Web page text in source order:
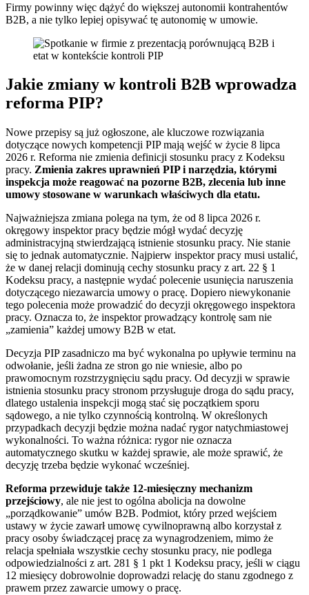
Firmy powinny więc dążyć do większej autonomii kontrahentów
B2B, a nie tylko lepiej opisywać tę autonomię w umowie.
Jakie zmiany w kontroli B2B wprowadza
reforma PIP?
Nowe przepisy są już ogłoszone, ale kluczowe rozwiązania
dotyczące nowych kompetencji PIP mają wejść w życie 8 lipca
2026 r. Reforma nie zmienia definicji stosunku pracy z Kodeksu
pracy. Zmienia zakres uprawnień PIP i narzędzia, którymi
inspekcja może reagować na pozorne B2B, zlecenia lub inne
umowy stosowane w warunkach właściwych dla etatu.
Najważniejsza zmiana polega na tym, że od 8 lipca 2026 r.
okręgowy inspektor pracy będzie mógł wydać decyzję
administracyjną stwierdzającą istnienie stosunku pracy. Nie stanie
się to jednak automatycznie. Najpierw inspektor pracy musi ustalić,
że w danej relacji dominują cechy stosunku pracy z art. 22 § 1
Kodeksu pracy, a następnie wydać polecenie usunięcia naruszenia
dotyczącego niezawarcia umowy o pracę. Dopiero niewykonanie
tego polecenia może prowadzić do decyzji okręgowego inspektora
pracy. Oznacza to, że inspektor prowadzący kontrolę sam nie
„zamienia” każdej umowy B2B w etat.
Decyzja PIP zasadniczo ma być wykonalna po upływie terminu na
odwołanie, jeśli żadna ze stron go nie wniesie, albo po
prawomocnym rozstrzygnięciu sądu pracy. Od decyzji w sprawie
istnienia stosunku pracy stronom przysługuje droga do sądu pracy,
dlatego ustalenia inspekcji mogą stać się początkiem sporu
sądowego, a nie tylko czynnością kontrolną. W określonych
przypadkach decyzji będzie można nadać rygor natychmiastowej
wykonalności. To ważna różnica: rygor nie oznacza
automatycznego skutku w każdej sprawie, ale może sprawić, że
decyzję trzeba będzie wykonać wcześniej.
Reforma przewiduje także 12-miesięczny mechanizm
przejściowy, ale nie jest to ogólna abolicja na dowolne
„porządkowanie” umów B2B. Podmiot, który przed wejściem
ustawy w życie zawarł umowę cywilnoprawną albo korzystał z
pracy osoby świadczącej pracę za wynagrodzeniem, mimo że
relacja spełniała wszystkie cechy stosunku pracy, nie podlega
odpowiedzialności z art. 281 § 1 pkt 1 Kodeksu pracy, jeśli w ciągu
12 miesięcy dobrowolnie doprowadzi relację do stanu zgodnego z
prawem przez zawarcie umowy o pracę.